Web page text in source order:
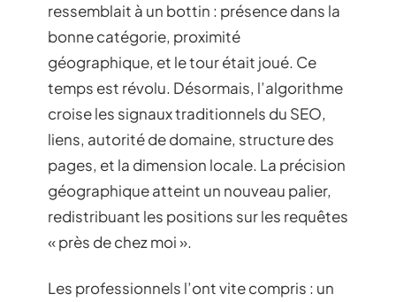
ressemblait à un bottin : présence dans la
bonne catégorie, proximité
géographique, et le tour était joué. Ce
temps est révolu. Désormais, l’algorithme
croise les signaux traditionnels du SEO,
liens, autorité de domaine, structure des
pages, et la dimension locale. La précision
géographique atteint un nouveau palier,
redistribuant les positions sur les requêtes
« près de chez moi ».
Les professionnels l’ont vite compris : un